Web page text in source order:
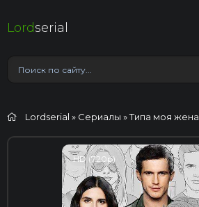
Lordserial
Lordserial » Сериалы » Типа моя жена
HD (720p)